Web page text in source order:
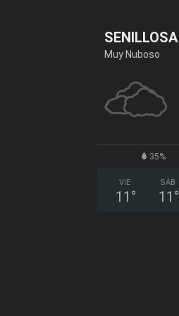
SENILLOSA
Muy Nuboso
35%
VIE
11 °
SÁB
11 °